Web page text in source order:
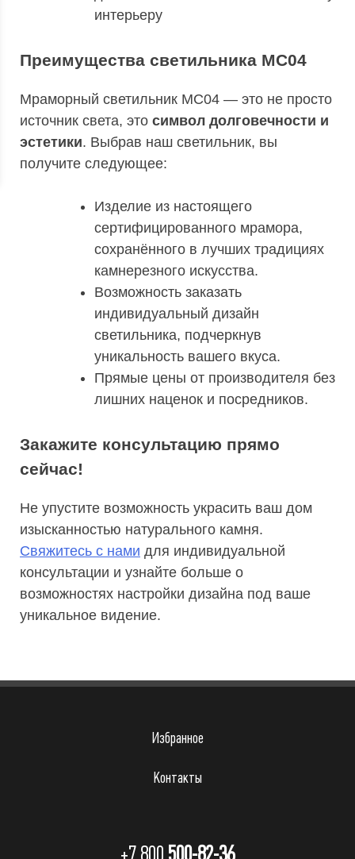
интерьеру
Преимущества светильника МС04
Мраморный светильник МС04 — это не просто
источник света, это символ долговечности и
эстетики. Выбрав наш светильник, вы
получите следующее:
Изделие из настоящего
сертифицированного мрамора,
сохранённого в лучших традициях
камнерезного искусства.
Возможность заказать
индивидуальный дизайн
светильника, подчеркнув
уникальность вашего вкуса.
Прямые цены от производителя без
лишних наценок и посредников.
Закажите консультацию прямо
сейчас!
Не упустите возможность украсить ваш дом
изысканностью натурального камня.
Свяжитесь с нами для индивидуальной
консультации и узнайте больше о
возможностях настройки дизайна под ваше
уникальное видение.
Избранное
Контакты